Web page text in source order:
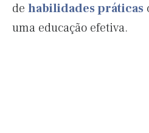
de habilidades práticas
uma educação efetiva.